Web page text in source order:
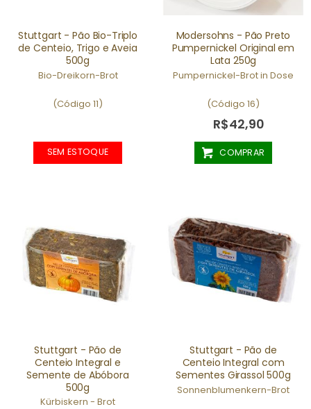
Stuttgart - Pão Bio-Triplo
de Centeio, Trigo e Aveia
500g
Bio-Dreikorn-Brot
(Código 11)
SEM ESTOQUE
Modersohns - Pão Preto
Pumpernickel Original em
Lata 250g
Pumpernickel-Brot in Dose
(Código 16)
R$42,90
COMPRAR
Stuttgart - Pão de
Centeio Integral e
Semente de Abóbora
500g
Kürbiskern - Brot
Stuttgart - Pão de
Centeio Integral com
Sementes Girassol 500g
Sonnenblumenkern-Brot